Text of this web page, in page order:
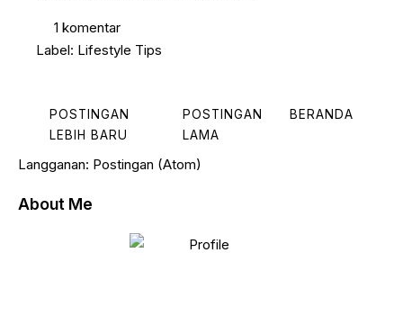
1 komentar
Label: Lifestyle Tips
POSTINGAN
LEBIH BARU
POSTINGAN
LAMA
BERANDA
Langganan: Postingan (Atom)
About Me